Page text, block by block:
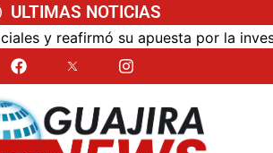
ULTIMAS NOTICIAS
por la investigación con impacto